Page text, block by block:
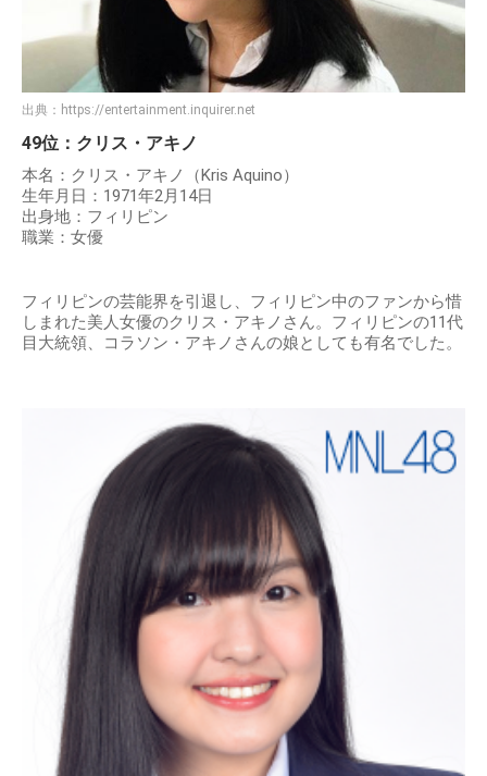
出典： https://entertainment.inquirer.net
49位：クリス・アキノ
本名：クリス・アキノ（Kris Aquino）
生年月日：1971年2月14日
出身地：フィリピン
職業：女優
フィリピンの芸能界を引退し、フィリピン中のファンから惜
しまれた美人女優のクリス・アキノさん。フィリピンの11代
目大統領、コラソン・アキノさんの娘としても有名でした。